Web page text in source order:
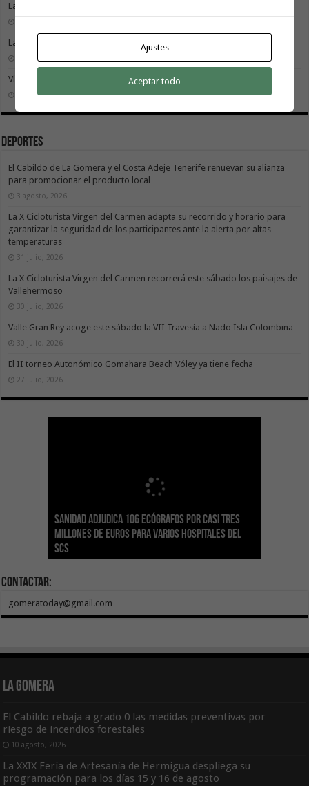
La movilidad también construye isla
La Gomera transforma su modelo energético
2 agosto, 2026
Vivir donde se estudia: una cuestión de igualdad entre islas
26 julio, 2026
Deportes
El Cabildo de La Gomera y el Costa Adeje Tenerife renuevan su alianza
para promocionar el producto local
3 agosto, 2026
La X Cicloturista Virgen del Carmen adapta su recorrido y horario para
garantizar la seguridad de los participantes ante la alerta por altas
temperaturas
31 julio, 2026
La X Cicloturista Virgen del Carmen recorrerá este sábado los paisajes de
Vallehermoso
30 julio, 2026
Valle Gran Rey acoge este sábado la VII Travesía a Nado Isla Colombina
30 julio, 2026
El II torneo Autonómico Gomahara Beach Vóley ya tiene fecha
27 julio, 2026
Sanidad adjudica 106 ecógrafos por casi tres
millones de euros para varios hospitales del
SCS
Gesplan logra la máxima puntuación en el
Índice de Transparencia de Canarias por cuarto
año consecutivo
El Gobierno canario concede ayudas del
POSEICAN-Pesca al sector por valor de 7,09 M€
tras aumentar las cuantías
Transición Ecológica coordina con Ashotel su
adhesión a la Red de Refugios Climáticos de
Canarias
Visocan incorpora 170 pisos a su parque de
vivienda protegida en régimen de alquiler
asequible de Tenerife
Sanidad refuerza la capacidad diagnóstica de
los centros de salud con el impulso de la
ecografía clínica
Contactar:
gomeratoday@gmail.com
La Gomera
El Cabildo rebaja a grado 0 las medidas preventivas por
riesgo de incendios forestales
10 agosto, 2026
La XXIX Feria de Artesanía de Hermigua despliega su
programación para los días 15 y 16 de agosto
Ajustes
Aceptar todo